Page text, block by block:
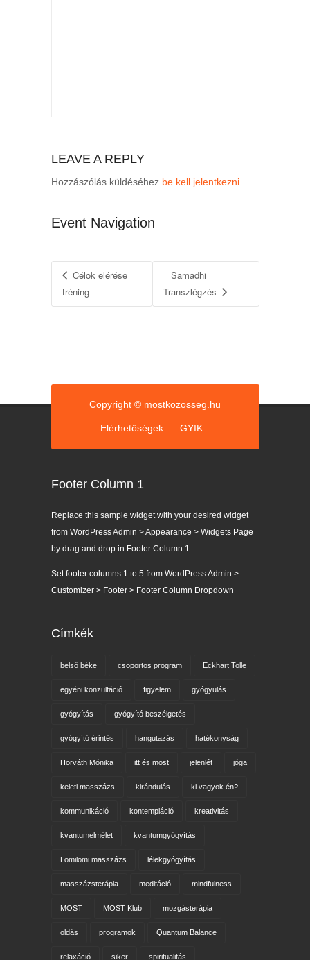
LEAVE A REPLY
Hozzászólás küldéséhez be kell jelentkezni.
Event Navigation
Célok elérése
tréning
Samadhi
Transzlégzés
Copyright © mostkozosseg.hu
Elérhetőségek GYIK
Footer Column 1
Replace this sample widget with your desired widget
from WordPress Admin > Appearance > Widgets Page
by drag and drop in Footer Column 1
Set footer columns 1 to 5 from WordPress Admin >
Customizer > Footer > Footer Column Dropdown
Címkék
belső béke csoportos program Eckhart Tolle
egyéni konzultáció figyelem gyógyulás
gyógyítás gyógyító beszélgetés
gyógyító érintés hangutazás hatékonyság
Horváth Mónika itt és most jelenlét jóga
keleti masszázs kirándulás ki vagyok én?
kommunikáció kontempláció kreativitás
kvantumelmélet kvantumgyógyítás
Lomilomi masszázs lélekgyógyítás
masszázsterápia meditáció mindfulness
MOST MOST Klub mozgásterápia
oldás programok Quantum Balance
relaxáció siker spiritualitás